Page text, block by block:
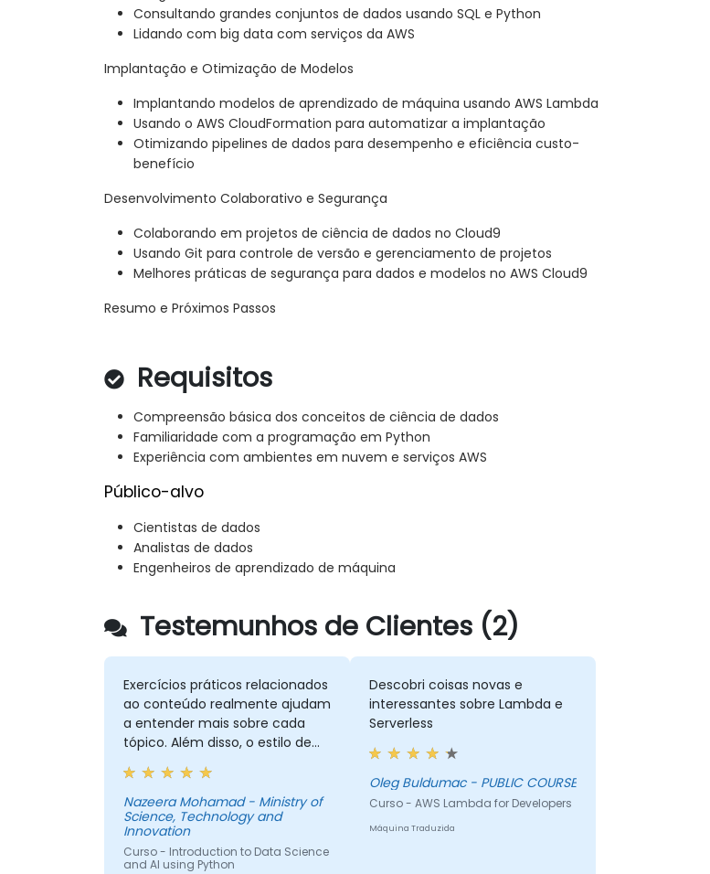
Consultando grandes conjuntos de dados usando SQL e Python
Lidando com big data com serviços da AWS
Implantação e Otimização de Modelos
Implantando modelos de aprendizado de máquina usando AWS Lambda
Usando o AWS CloudFormation para automatizar a implantação
Otimizando pipelines de dados para desempenho e eficiência custo-
benefício
Desenvolvimento Colaborativo e Segurança
Colaborando em projetos de ciência de dados no Cloud9
Usando Git para controle de versão e gerenciamento de projetos
Melhores práticas de segurança para dados e modelos no AWS Cloud9
Resumo e Próximos Passos
Requisitos
Compreensão básica dos conceitos de ciência de dados
Familiaridade com a programação em Python
Experiência com ambientes em nuvem e serviços AWS
Público-alvo
Cientistas de dados
Analistas de dados
Engenheiros de aprendizado de máquina
Testemunhos de Clientes (2)
Exercícios práticos relacionados
ao conteúdo realmente ajudam
a entender mais sobre cada
tópico. Além disso, o estilo de
começar a aula com uma
palestra e continuar com
exercícios práticos é bom e útil
para relacionar com a palestra
apresentada anteriormente.
Nazeera Mohamad - Ministry of
Science, Technology and
Innovation
Curso - Introduction to Data Science
and AI using Python
Descobri coisas novas e
interessantes sobre Lambda e
Serverless
Oleg Buldumac - PUBLIC COURSE
Curso - AWS Lambda for Developers
Máquina Traduzida